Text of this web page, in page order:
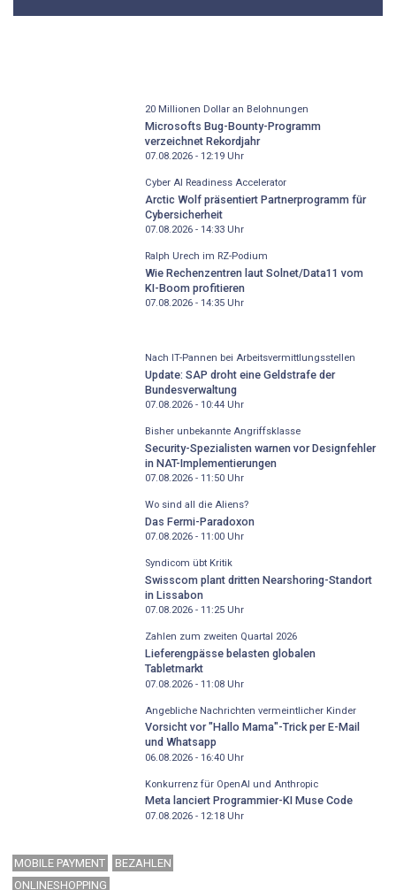
20 Millionen Dollar an Belohnungen
Microsofts Bug-Bounty-Programm
verzeichnet Rekordjahr
07.08.2026 - 12:19Uhr
Cyber AI Readiness Accelerator
Arctic Wolf präsentiert Partnerprogramm für
Cybersicherheit
07.08.2026 - 14:33Uhr
Ralph Urech im RZ-Podium
Wie Rechenzentren laut Solnet/Data11 vom
KI-Boom profitieren
07.08.2026 - 14:35Uhr
Nach IT-Pannen bei Arbeitsvermittlungsstellen
Update: SAP droht eine Geldstrafe der
Bundesverwaltung
07.08.2026 - 10:44Uhr
Bisher unbekannte Angriffsklasse
Security-Spezialisten warnen vor Designfehler
in NAT-Implementierungen
07.08.2026 - 11:50Uhr
Wo sind all die Aliens?
Das Fermi-Paradoxon
07.08.2026 - 11:00Uhr
Syndicom übt Kritik
Swisscom plant dritten Nearshoring-Standort
in Lissabon
07.08.2026 - 11:25Uhr
Zahlen zum zweiten Quartal 2026
Lieferengpässe belasten globalen
Tabletmarkt
07.08.2026 - 11:08Uhr
Angebliche Nachrichten vermeintlicher Kinder
Vorsicht vor "Hallo Mama"-Trick per E-Mail
und Whatsapp
06.08.2026 - 16:40Uhr
Konkurrenz für OpenAI und Anthropic
Meta lanciert Programmier-KI Muse Code
07.08.2026 - 12:18Uhr
MOBILE PAYMENT
BEZAHLEN
ONLINESHOPPING